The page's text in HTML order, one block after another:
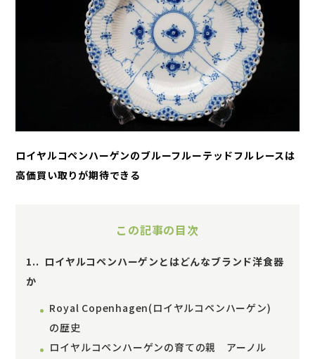
ロイヤルコペンハーゲンのブルーフルーテッドフルレースは
高価買い取りが期待できる
この記事の目次
1.
ロイヤルコペンハーゲンとはどんなブランド洋食器
か
Royal Copenhagen(ロイヤルコペンハーゲン)
の歴史
ロイヤルコペンハーゲンの育ての親 アーノル